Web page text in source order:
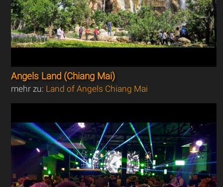
Angels Land (Chiang Mai)
mehr zu: Land of Angels Chiang Mai